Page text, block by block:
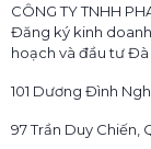
CÔNG TY TNHH
Đăng ký kinh
hoạch và đầu tư Đà
101 Dương Đình
97 Trần Duy Chiến,